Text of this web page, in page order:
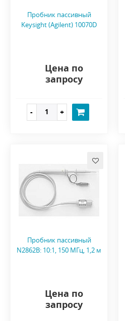
Пробник пассивный
Keysight (Agilent) 10070D
Цена по
запросу
Пробник пассивный
N2862B: 10:1, 150 МГц, 1,2 м
Цена по
запросу